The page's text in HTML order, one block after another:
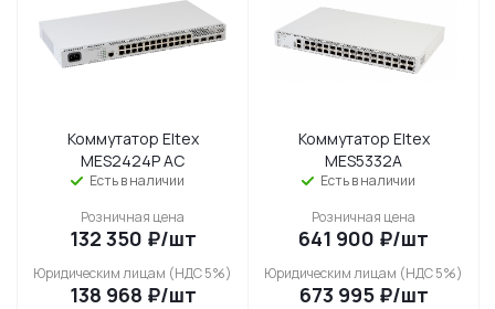
Коммутатор Eltex
MES2424P AC
Есть в наличии
Розничная цена
132 350 ₽/шт
Юридическим лицам (НДС 5%)
138 968 ₽/шт
Коммутатор Eltex
MES5332A
Есть в наличии
Розничная цена
641 900 ₽/шт
Юридическим лицам (НДС 5%)
673 995₽/шт